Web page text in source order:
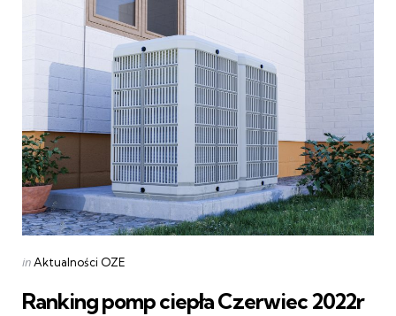
Categories
Posted
inAktualności OZE
Ranking pomp ciepła Czerwiec 2022r